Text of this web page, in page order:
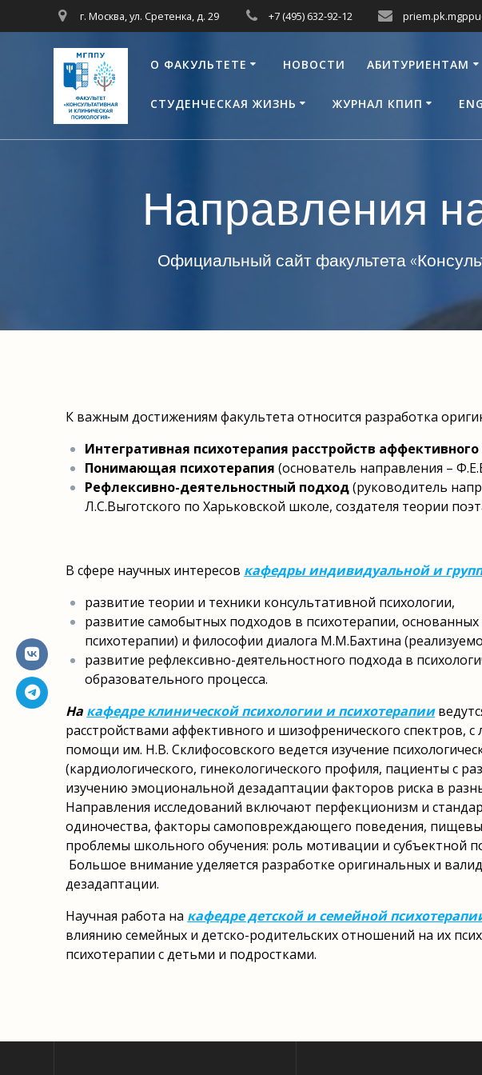
к
контенту
г. Москва, ул. Сретенка, д. 29 +7 (495) 632-92-12
О ФАКУЛЬТЕТЕ НОВОСТИ АБИТУРИЕНТАМ
СТУДЕНЧЕСКАЯ ЖИЗНЬ ЖУРНАЛ КПИП
Направления
Официальный сайт факультета
К важным достижениям факультета относится разработка
Интегративная психотерапия расстройств
Понимающая психотерапия(основатель направления –
Рефлексивно-деятельностный подход(руководитель
Л.С.Выготского по Харьковской школе, создателя теории
В сфере научных интересов кафедры индивидуальной и
развитие теории и техники консультативной психологии,
развитие самобытных подходов в психотерапии,
психотерапии) и философии диалога М.М.Бахтина
развитие рефлексивно-деятельностного подхода в
образовательного процесса.
На кафедре клинической психологии и психотерапии
расстройствами аффективного и шизофренического спектров,
помощи им. Н.В. Склифосовского ведется изучение
(кардиологического, гинекологического профиля, пациенты с
изучению эмоциональной дезадаптации факторов риска в
Направления исследований включают перфекционизм и
одиночества, факторы самоповреждающего поведения,
проблемы школьного обучения: роль мотивации и субъектной
Большое внимание уделяется разработке оригинальных и
дезадаптации.
Научная работа на кафедре детской и семейной
влиянию семейных и детско-родительских отношений на их
психотерапии с детьми и подростками.